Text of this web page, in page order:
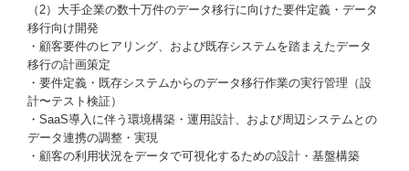
（2）大手企業の数十万件のデータ移行に向けた要件定義・データ
移行向け開発
・顧客要件のヒアリング、および既存システムを踏まえたデータ
移行の計画策定
・要件定義・既存システムからのデータ移行作業の実行管理（設
計〜テスト検証）
・SaaS導入に伴う環境構築・運用設計、および周辺システムとの
データ連携の調整・実現
・顧客の利用状況をデータで可視化するための設計・基盤構築